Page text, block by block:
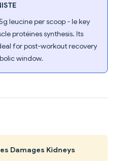
leucine per scoop - le key
protéines synthesis. Its
for post-workout recovery
window.
Damages Kidneys